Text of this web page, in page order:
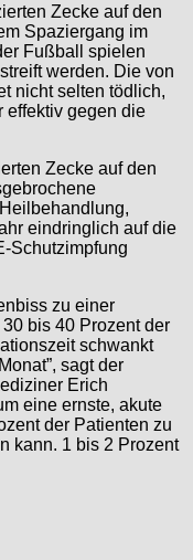
Zecke auf den
Spaziergang im
Fußball spielen
werden. Die von
nicht selten tödlich,
effektiv gegen die
Zecke auf den
eindringlich auf die
Schutzimpfung
zu einer
bis 40 Prozent der
schwankt
sagt der
Erich
eine ernste, akute
der Patienten zu
kann. 1 bis 2 Prozent